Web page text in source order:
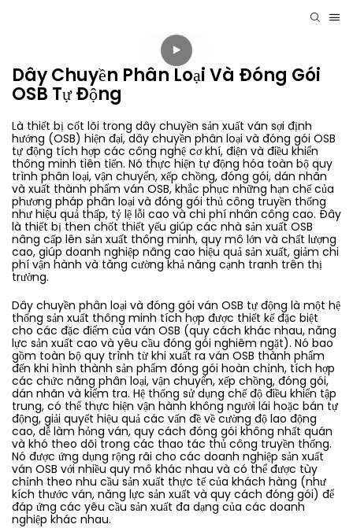
Dây Chuyền Phân Loại Và Đóng Gói
OSB Tự Động
Là thiết bị cốt lõi trong dây chuyền sản xuất ván sợi định
hướng (OSB) hiện đại, dây chuyền phân loại và đóng gói OSB
tự động tích hợp các công nghệ cơ khí, điện và điều khiển
thông minh tiên tiến. Nó thực hiện tự động hóa toàn bộ quy
trình phân loại, vận chuyển, xếp chồng, đóng gói, dán nhãn
và xuất thành phẩm ván OSB, khắc phục những hạn chế của
phương pháp phân loại và đóng gói thủ công truyền thống
như hiệu quả thấp, tỷ lệ lỗi cao và chi phí nhân công cao. Đây
là thiết bị then chốt thiết yếu giúp các nhà sản xuất OSB
nâng cấp lên sản xuất thông minh, quy mô lớn và chất lượng
cao, giúp doanh nghiệp nâng cao hiệu quả sản xuất, giảm chi
phí vận hành và tăng cường khả năng cạnh tranh trên thị
trường.
Dây chuyền phân loại và đóng gói ván OSB tự động là một hệ
thống sản xuất thông minh tích hợp được thiết kế đặc biệt
cho các đặc điểm của ván OSB (quy cách khác nhau, năng
lực sản xuất cao và yêu cầu đóng gói nghiêm ngặt). Nó bao
gồm toàn bộ quy trình từ khi xuất ra ván OSB thành phẩm
đến khi hình thành sản phẩm đóng gói hoàn chỉnh, tích hợp
các chức năng phân loại, vận chuyển, xếp chồng, đóng gói,
dán nhãn và kiểm tra. Hệ thống sử dụng chế độ điều khiển tập
trung, có thể thực hiện vận hành không người lái hoặc bán tự
động, giải quyết hiệu quả các vấn đề về cường độ lao động
cao, dễ làm hỏng ván, quy cách đóng gói không nhất quán
và khó theo dõi trong các thao tác thủ công truyền thống.
Nó được ứng dụng rộng rãi cho các doanh nghiệp sản xuất
ván OSB với nhiều quy mô khác nhau và có thể được tùy
chỉnh theo nhu cầu sản xuất thực tế của khách hàng (như
kích thước ván, năng lực sản xuất và quy cách đóng gói) để
đáp ứng các yêu cầu sản xuất đa dạng của các doanh
nghiệp khác nhau.